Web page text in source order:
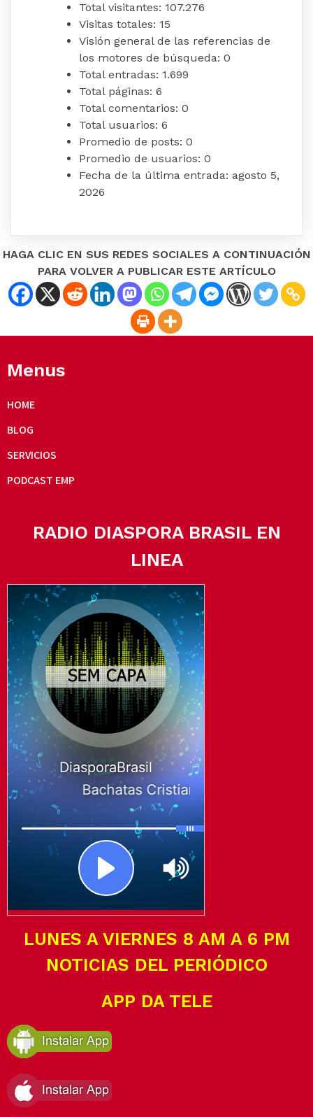
Total visitantes: 107.276
Visitas totales: 15
Visión general de las referencias de
los motores de búsqueda: 0
Total entradas: 1.699
Total páginas: 6
Total comentarios: 0
Total usuarios: 6
Promedio de posts: 0
Promedio de usuarios: 0
Fecha de la última entrada: agosto 5,
2026
HAGA CLIC EN SUS REDES SOCIALES A CONTINUACIÓN
PARA VOLVER A PUBLICAR ESTE ARTÍCULO
Menus
HOME
BLOG
SERVICIOS
PODCAST EMP
RADIO DIASPORA BRASIL EN
LINEA
LUNES A VIERNES 8 AM A 6 PM
NOTICIAS DEL PERIÓDICO
APP DA TELE